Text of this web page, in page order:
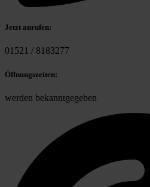
Jetzt anrufen:
01521 / 8183277
Öffnungszeiten:
werden bekanntgegeben